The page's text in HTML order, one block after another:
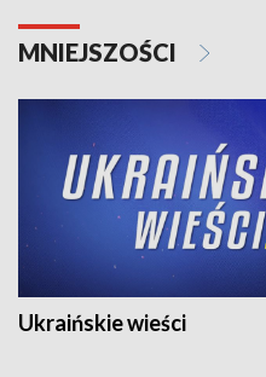
MNIEJSZOŚCI
Ukraińskie wieści